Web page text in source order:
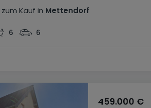
zum Kauf in Mettendorf
6 6
459.000 €